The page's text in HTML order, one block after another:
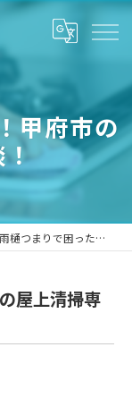
甲府市の
！
雨樋つまりで困ったら！甲府市の屋上清掃専門業者に相談
屋上清掃専